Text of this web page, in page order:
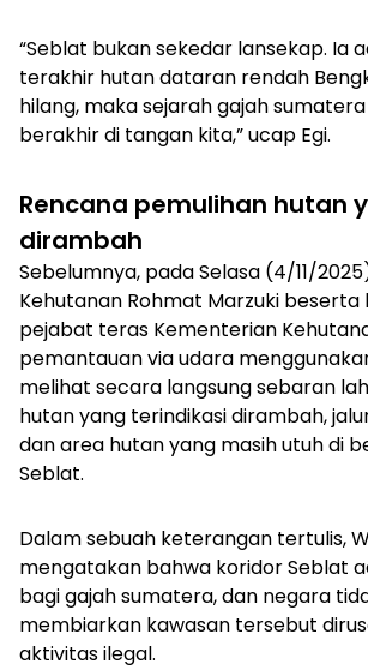
“Seblat bukan sekedar lansekap. Ia
terakhir hutan dataran rendah
hilang, maka sejarah gajah
berakhir di tangan kita,” ucap Egi.
Rencana pemulihan hutan
dirambah
Sebelumnya, pada Selasa (4/11/
Kehutanan Rohmat Marzuki
pejabat teras Kementerian
pemantauan via udara
melihat secara langsung sebaran
hutan yang terindikasi dirambah,
dan area hutan yang masih utuh di
Seblat.
Dalam sebuah keterangan tertulis,
mengatakan bahwa koridor Seblat
bagi gajah sumatera, dan negara
membiarkan kawasan tersebut
aktivitas ilegal.